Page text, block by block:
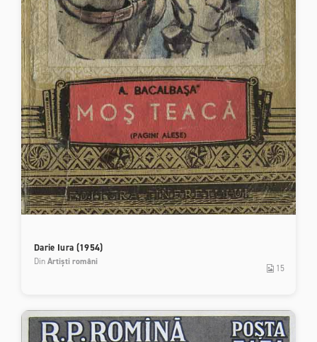
Darie Iura (1954)
DinArtiști români
15